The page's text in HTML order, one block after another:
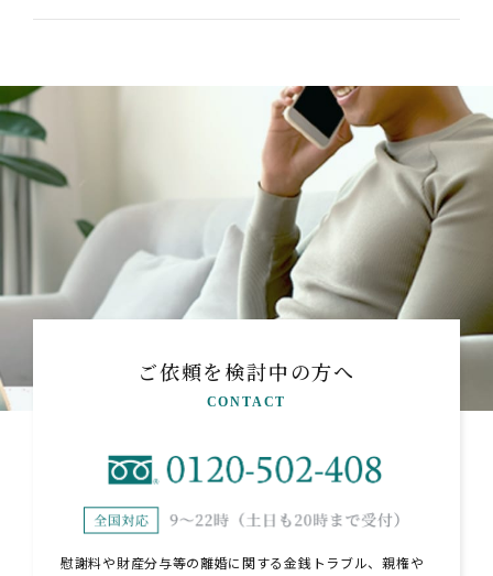
ご依頼を検討中の方へ
CONTACT
慰謝料や財産分与等の離婚に関する金銭トラブル、親権や